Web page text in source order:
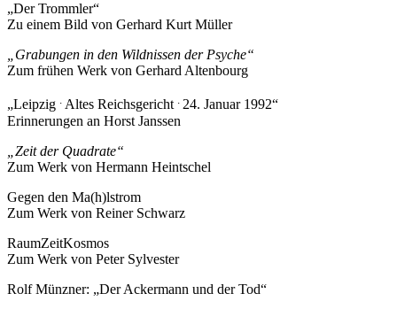
„Der Trommler“
Zu einem Bild von Gerhard Kurt Müller
„Grabungen in den Wildnissen der Psyche“
Zum frühen Werk von Gerhard Altenbourg
„Leipzig . Altes Reichsgericht . 24. Januar 1992“
Erinnerungen an Horst Janssen
„Zeit der Quadrate“
Zum Werk von Hermann Heintschel
Gegen den Ma(h)lstrom
Zum Werk von Reiner Schwarz
RaumZeitKosmos
Zum Werk von Peter Sylvester
Rolf Münzner: „Der Ackermann und der Tod“